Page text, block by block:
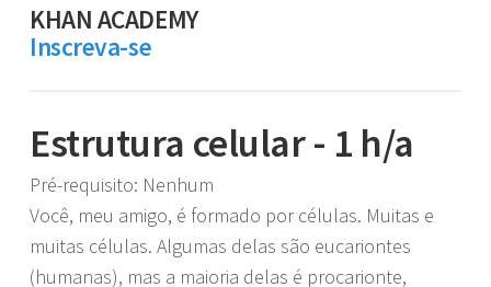
KHAN ACADEMY
Inscreva-se
Estrutura celular - 1 h/a
Pré-requisito: Nenhum
Você, meu amigo, é formado por células. Muitas e
muitas células. Algumas delas são eucariontes
(humanas), mas a maioria delas é procarionte,